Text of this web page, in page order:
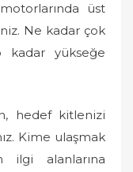
üst
Ne kadar çok
kadar yükseğe
hedef kitlenizi
Kime ulaşmak
ilgi alanlarına